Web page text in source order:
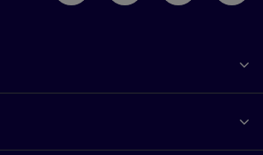
TESTEN
Resultatrapport Selvvurdering